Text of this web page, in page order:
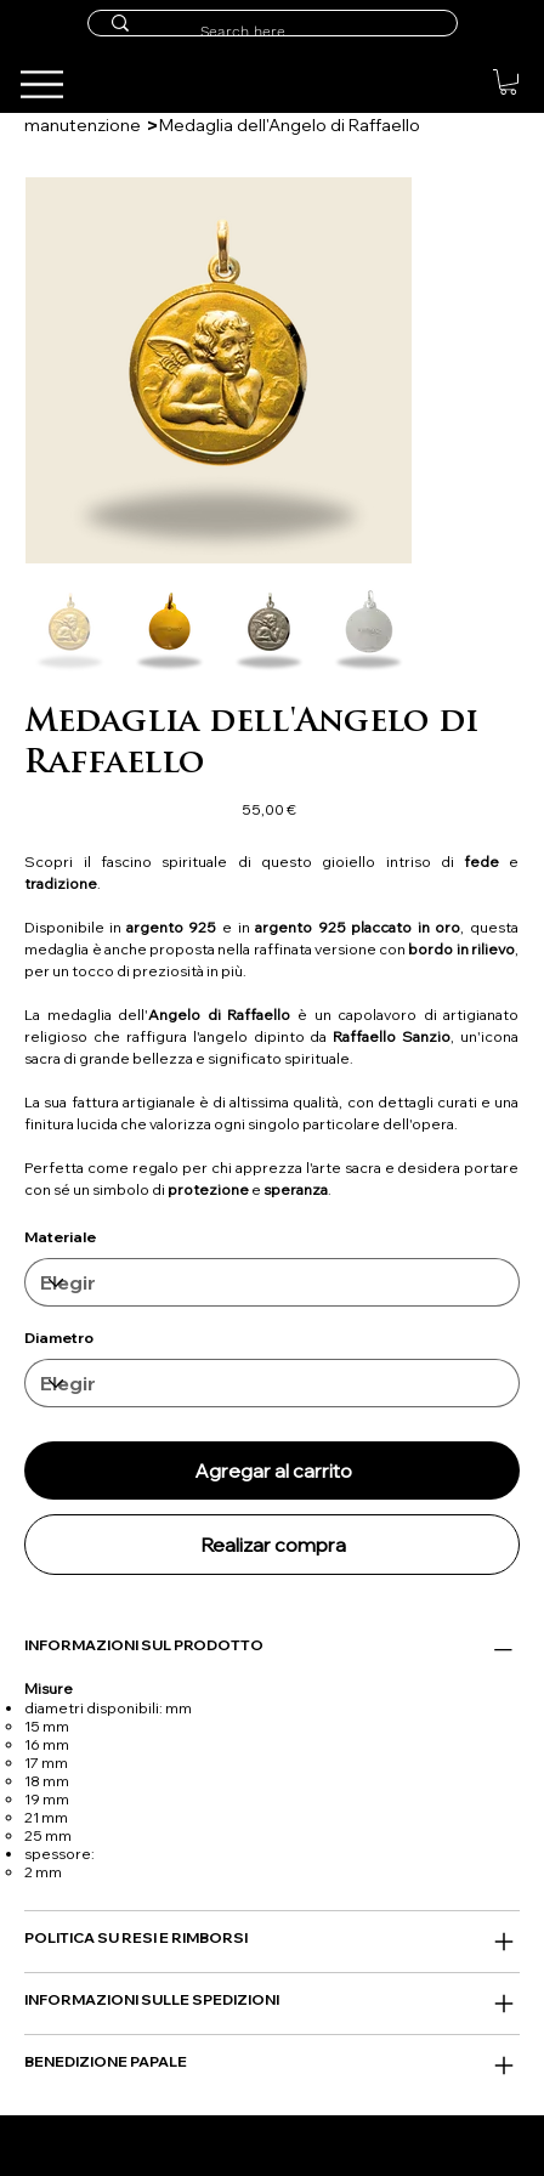
manutenzione >Medaglia dell'Angelo di Raffaello
Medaglia dell'Angelo di
Raffaello
Precio
55,00 €
Scopri il fascino spirituale di questo gioiello intriso difede e
tradizione.
Disponibile inargento 925 e inargento 925 placcato in oro, questa
medaglia è anche proposta nella raffinata versione con bordo in rilievo,
per un tocco di preziosità in più.
La medaglia dell'Angelo di Raffaello è un capolavoro di artigianato
religioso che raffigura l'angelo dipinto da Raffaello Sanzio, un'icona
sacra di grande bellezza e significato spirituale.
La sua fattura artigianale è di altissima qualità, con dettagli curati e una
finitura lucida che valorizza ogni singolo particolare dell'opera.
Perfetta come regalo per chi apprezza l'arte sacra e desidera portare
con sé un simbolo di protezione e speranza.
Materiale
Diametro
Agregar al carrito
Realizar compra
INFORMAZIONI SUL PRODOTTO
Misure
diametri disponibili: mm
15 mm
16 mm
17 mm
18 mm
19 mm
21 mm
25 mm
spessore:
2 mm
POLITICA SU RESI E RIMBORSI
INFORMAZIONI SULLE SPEDIZIONI
BENEDIZIONE PAPALE